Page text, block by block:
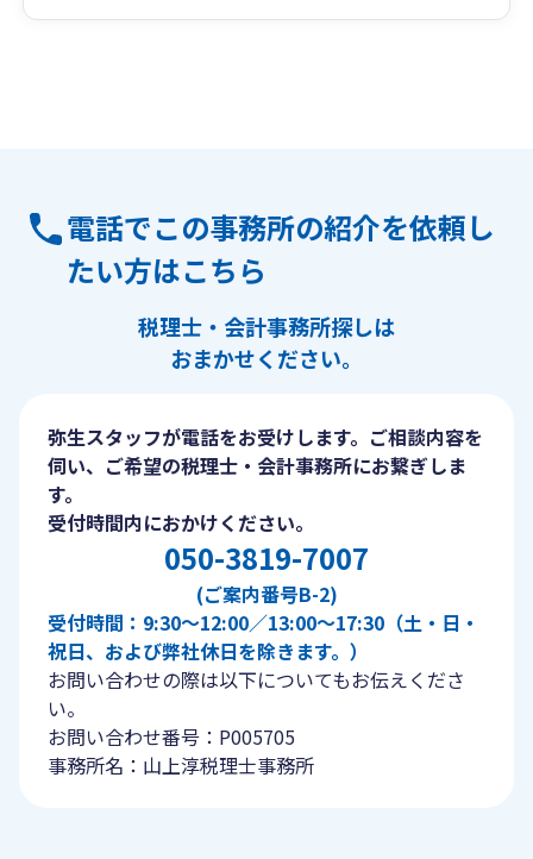
電話でこの事務所の紹介を依頼し
たい方はこちら
税理士・会計事務所探しは
おまかせください。
弥生スタッフが電話をお受けします。ご相談内容を
伺い、ご希望の税理士・会計事務所にお繋ぎしま
す。
受付時間内におかけください。
050-3819-7007
(ご案内番号B-2)
受付時間：9:30〜12:00／13:00〜17:30（土・日・
祝日、および弊社休日を除きます。）
お問い合わせの際は以下についてもお伝えくださ
い。
お問い合わせ番号：P005705
事務所名：山上淳税理士事務所